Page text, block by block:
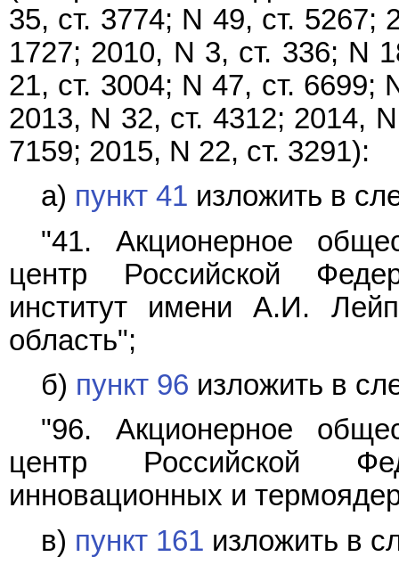
35, ст. 3774; N 49, ст. 5267;
1727; 2010, N 3, ст. 336; N
21, ст. 3004; N 47, ст. 6699;
2013, N 32, ст. 4312; 2014,
7159; 2015, N 22, ст. 3291):
а) пункт 41 изложить в
"41. Акционерное
центр Российской
институт имени А.И.
область";
б) пункт 96 изложить в
"96. Акционерное
центр Российской
инновационных и
в) пункт 161 изложить в